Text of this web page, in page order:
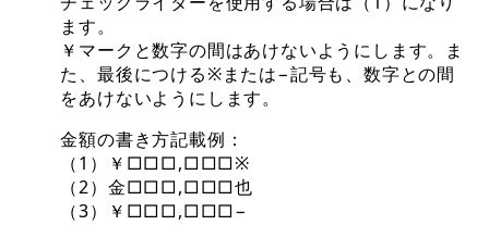
ます。
￥マークと数字の間はあけないようにします。ま
た、最後につける※または−記号も、数字との間
をあけないようにします。
金額の書き方記載例：
（1）￥□□□,□□□※
（2）金□□□,□□□也
（3）￥□□□,□□□−